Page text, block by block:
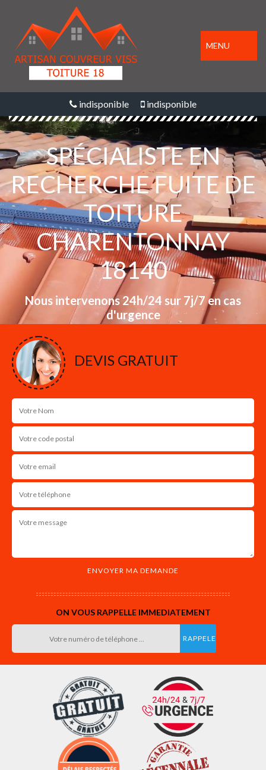
MENU
indisponible indisponible
SPÉCIALISTE EN
RECHERCHE FUITE DE
TOITURE
CHARENTONNAY
18140
Nous intervenons 24h/24 sur 7j/7 en cas
d'urgence
DEVIS GRATUIT
ON VOUS RAPPELLE IMMEDIATEMENT